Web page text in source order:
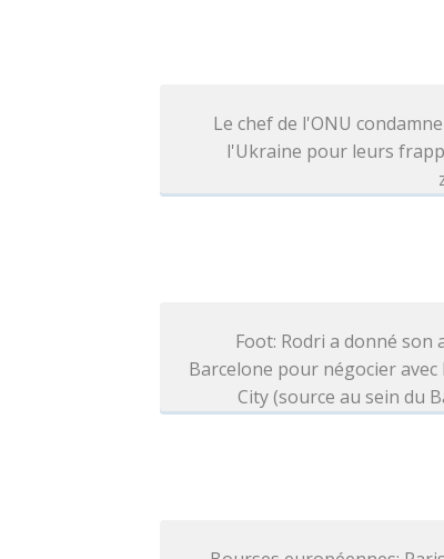
Le chef de l'ONU
l'Ukraine pour leurs
Foot: Rodri a donné son
Barcelone pour négocier
City (source au sein du